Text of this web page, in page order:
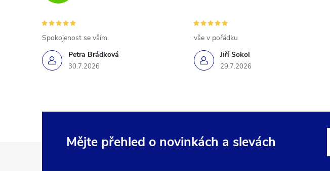
Petra Brádková
30.7.2026
Spokojenost se vším.
Jiří Sokol
29.7.2026
vše v pořádku
Mějte přehled o novinkách a slevách